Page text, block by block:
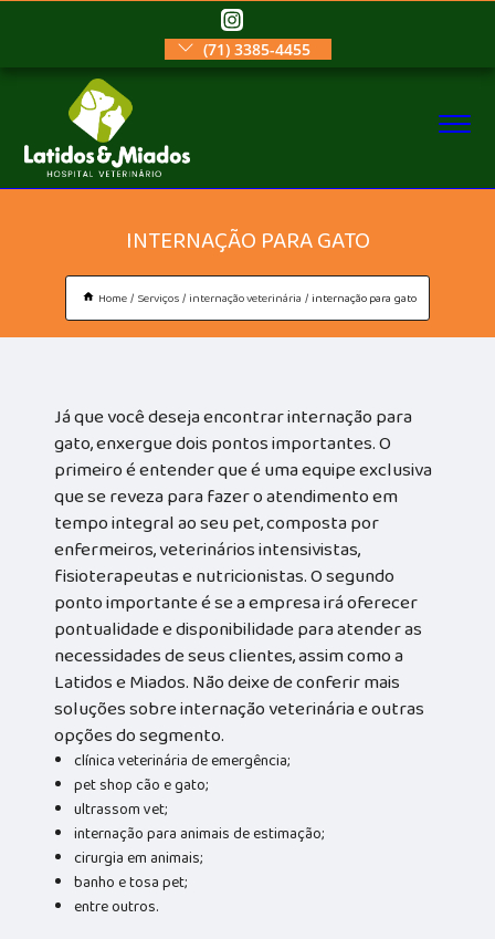
(71) 3385-4455
INTERNAÇÃO PARA GATO
Home Serviços internação veterinária internação para gato
Já que você deseja encontrar internação para
gato, enxergue dois pontos importantes. O
primeiro é entender que é uma equipe exclusiva
que se reveza para fazer o atendimento em
tempo integral ao seu pet, composta por
enfermeiros, veterinários intensivistas,
fisioterapeutas e nutricionistas. O segundo
ponto importante é se a empresa irá oferecer
pontualidade e disponibilidade para atender as
necessidades de seus clientes, assim como a
Latidos e Miados. Não deixe de conferir mais
soluções sobre internação veterinária e outras
opções do segmento.
clínica veterinária de emergência;
pet shop cão e gato;
ultrassom vet;
internação para animais de estimação;
cirurgia em animais;
banho e tosa pet;
entre outros.